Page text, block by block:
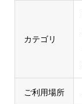
カテゴリ
ご利用場所